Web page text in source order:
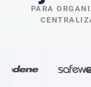
PARA